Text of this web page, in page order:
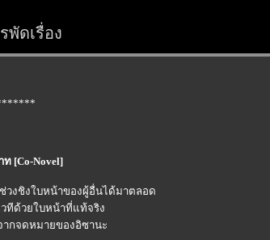
พัดเรื่อง
ท [Co-Novel]
วงชิงใบหน้าของผู้อื่นได้มาตลอด
ทีด้วยใบหน้าที่แท้จริง
ากจดหมายของอิซานะ